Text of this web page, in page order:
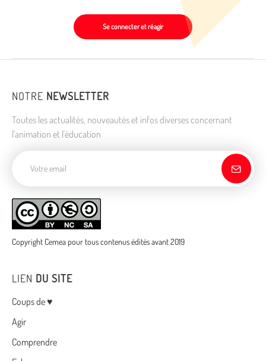
Se connecter et réagir
NOTRE NEWSLETTER
Toutes les actualités, nouveautés et infos diverses concernant
l'animation et l'éducation
Copyright Cemea pour tous contenus édités avant 2019
LIEN DU SITE
Menu
Coups de ♥
Agir
Comprendre